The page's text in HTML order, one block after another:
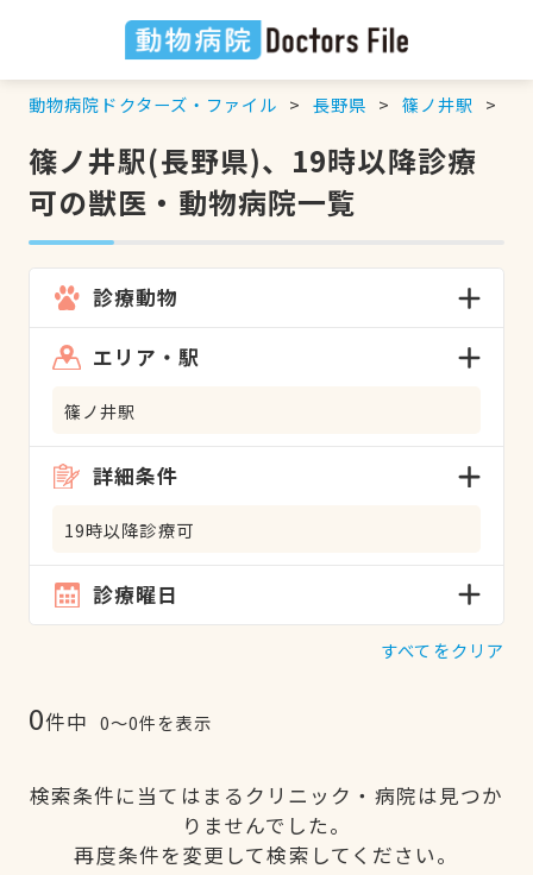
動物病院ドクターズ・ファイル 長野県 篠ノ井駅
篠ノ井駅(長野県)、19時以降診療
可の獣医・動物病院一覧
診療動物
エリア・駅
篠ノ井駅
詳細条件
19時以降診療可
診療曜日
すべてをクリア
0件中 0〜0件を表示
検索条件に当てはまるクリニック・病院は見つか
りませんでした。
再度条件を変更して検索してください。